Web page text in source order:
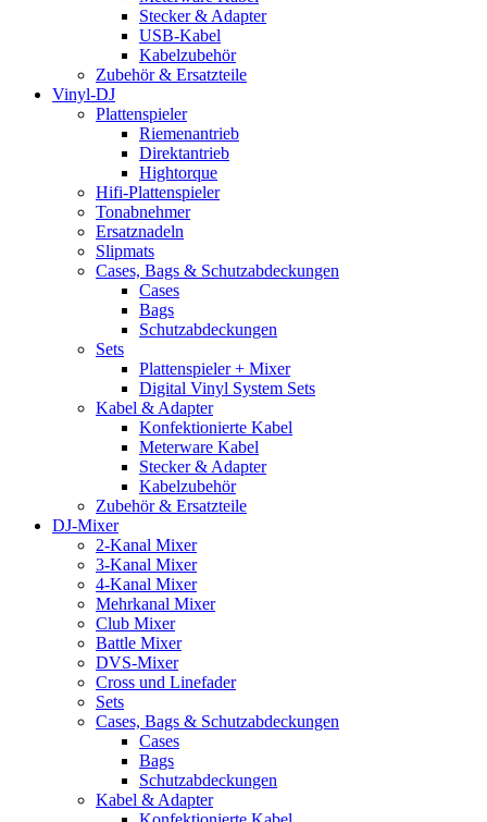
Stecker & Adapter
USB-Kabel
Kabelzubehör
Zubehör & Ersatzteile
Vinyl-DJ
Plattenspieler
Riemenantrieb
Direktantrieb
Hightorque
Hifi-Plattenspieler
Tonabnehmer
Ersatznadeln
Slipmats
Cases, Bags & Schutzabdeckungen
Cases
Bags
Schutzabdeckungen
Sets
Plattenspieler + Mixer
Digital Vinyl System Sets
Kabel & Adapter
Konfektionierte Kabel
Meterware Kabel
Stecker & Adapter
Kabelzubehör
Zubehör & Ersatzteile
DJ-Mixer
2-Kanal Mixer
3-Kanal Mixer
4-Kanal Mixer
Mehrkanal Mixer
Club Mixer
Battle Mixer
DVS-Mixer
Cross und Linefader
Sets
Cases, Bags & Schutzabdeckungen
Cases
Bags
Schutzabdeckungen
Kabel & Adapter